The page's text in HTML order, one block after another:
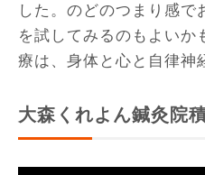
した。のどのつまり感で
を試してみるのもよいか
療は、身体と心と自律神
大森くれよん鍼灸院